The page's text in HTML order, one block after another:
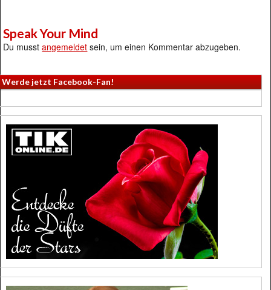
Speak Your Mind
Du musstangemeldet sein, um einen Kommentar abzugeben.
Werde jetzt Facebook-Fan!